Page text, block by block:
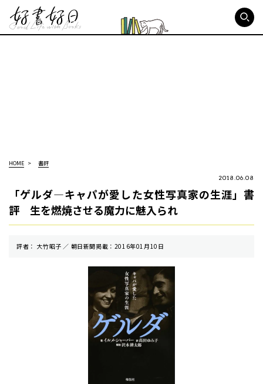
HOME 書評
2018.06.08
「ゲルダ—キャパが愛した女性写真家の生涯」書
評 生を燃焼させる魔力に魅入られ
評者： 大竹昭子 ／ 朝⽇新聞掲載：2016年01月10日